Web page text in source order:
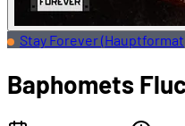
Stay Forever
Baphomets